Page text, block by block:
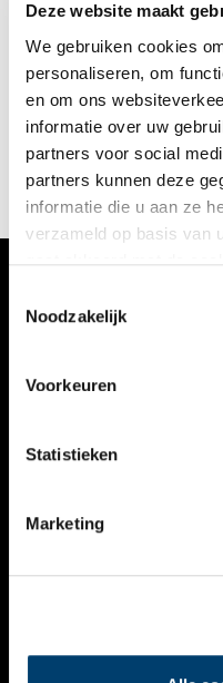
Deze website maakt
We gebruiken cookies
personaliseren, om
en om ons
informatie over uw
partners voor social
partners kunnen deze
informatie die u aan ze
verzameld op basis van
Noodzakelijk
Voorkeuren
Statistieken
Marketing
Vlak na de Tweede
versperringen van de
herinnering. Wat gebeurde
de jaren erna? Je komt er
tentoonstelling ‘Van
bunkers sinds de oorlog’.
samensteller Anna
van de bunkers in het
VERHALEN
KALENDER
THEMA’S
VIDEO’S
CONTACT